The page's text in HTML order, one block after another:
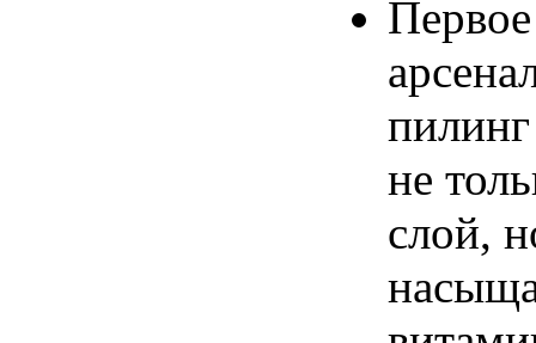
не
слой,